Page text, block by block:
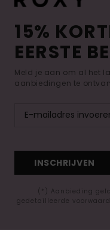
15%
EERSTE
Meld je aan om al het
aanbiedingen te
INSCHRIJVEN
(*) Aanbieding
gedetailleerde